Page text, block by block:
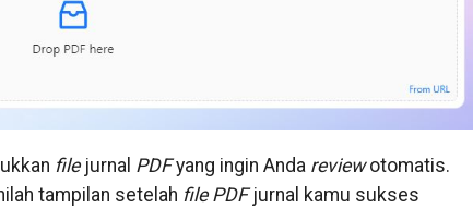
file jurnal PDFyang ingin Anda reviewotomatis.
tampilan setelah file PDFjurnal kamu sukses